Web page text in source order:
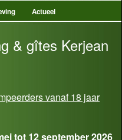
Actueel
& gîtes Kerjean
vanaf 18 jaar
tot 12 september 2026